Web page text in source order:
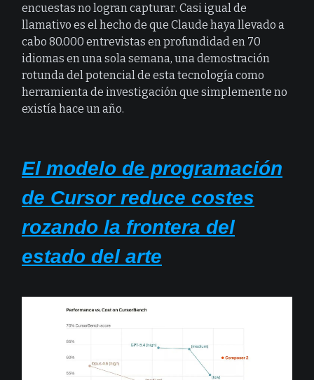
encuestas no logran capturar. Casi igual de
llamativo es el hecho de que Claude haya llevado a
cabo 80.000 entrevistas en profundidad en 70
idiomas en una sola semana, una demostración
rotunda del potencial de esta tecnología como
herramienta de investigación que simplemente no
existía hace un año.
El modelo de programación
de Cursor reduce costes
rozando la frontera del
estado del arte